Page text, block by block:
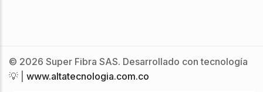
© 2026 Super Fibra SAS. Desarrollado con tecnología
💡 | www.altatecnologia.com.co